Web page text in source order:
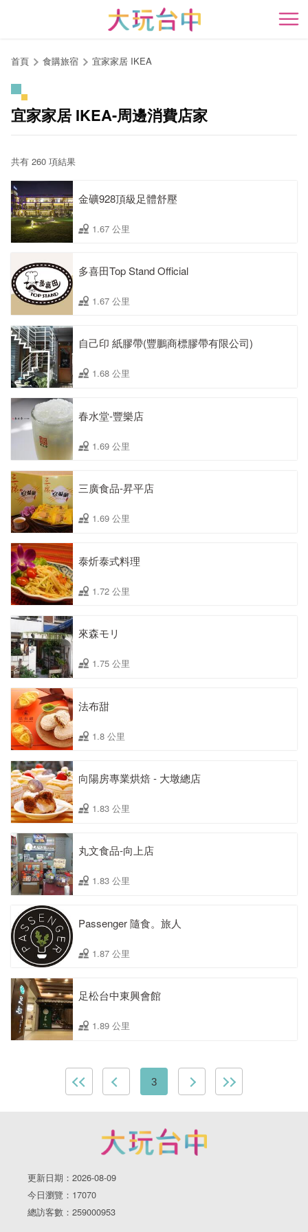
開
首頁 食購旅宿 宜家家居 IKEA
宜家家居 IKEA-周邊消費店家
共有 260 項結果
金礦928頂級足體舒壓
1.67 公里
多喜田Top Stand Official
1.67 公里
自己印 紙膠帶(豐鵬商標膠帶有限公司)
1.68 公里
春水堂-豐樂店
1.69 公里
三廣食品-昇平店
1.69 公里
泰炘泰式料理
1.72 公里
來森モリ
1.75 公里
法布甜
1.8 公里
向陽房專業烘焙 - 大墩總店
1.83 公里
丸文食品-向上店
1.83 公里
Passenger 隨食。旅人
1.87 公里
足松台中東興會館
1.89 公里
3
更新日期：2026-08-09
今日瀏覽：17070
總訪客數：259000953